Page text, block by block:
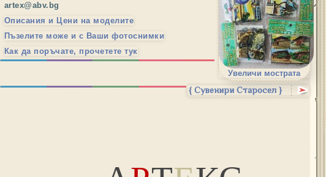
Увеличи мострата
artex@abv.bg
Описания и Цени на моделите
Пъзелите може и с Ваши фотоснимки
Как да поръчате, прочетете тук
{ Сувенири Старосел }